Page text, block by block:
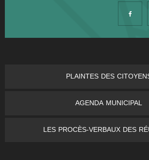
PLAINTES DES
AGENDA MUNICIPAL
LES PROCÈS-VERBAUX DES